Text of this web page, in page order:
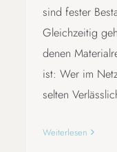
sind fester
Gleichzeitig
denen
ist: Wer im
selten
Weiterlesen